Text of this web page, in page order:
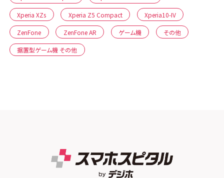
Xperia XZs Xperia Z5 Compact Xperia10-IV
ZenFone ZenFone AR ゲーム機 その他
据置型ゲーム機 その他